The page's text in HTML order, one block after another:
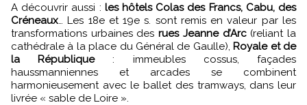
A découvrir aussi : les hôtels Colas des Francs, Cabu, des
Créneaux… Les 18e et 19e s. sont remis en valeur par les
transformations urbaines desrues Jeanne d’Arc(reliant la
cathédrale à la place du Général de Gaulle), Royale et de
la République: immeubles cossus, façades
haussmanniennes et arcades se combinent
harmonieusement avec le ballet des tramways, dans leur
livrée « sable de Loire ».